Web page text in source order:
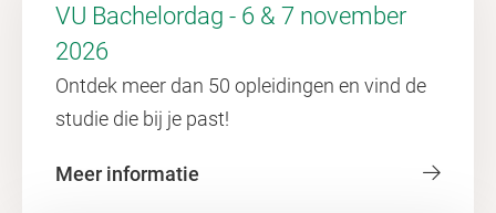
VU Bachelordag - 6 & 7 november
2026
Ontdek meer dan 50 opleidingen en vind de
studie die bij je past!
Meer informatie